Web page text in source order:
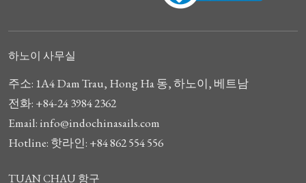
하노이 사무실
주소: 1A4 Dam Trau, Hong Ha 동, 하노이, 베트남
전화: +84-24 3984 2362
Email: info@indochinasails.com
Hotline: 핫라인: +84 862 554 556
TUAN CHAU 항구